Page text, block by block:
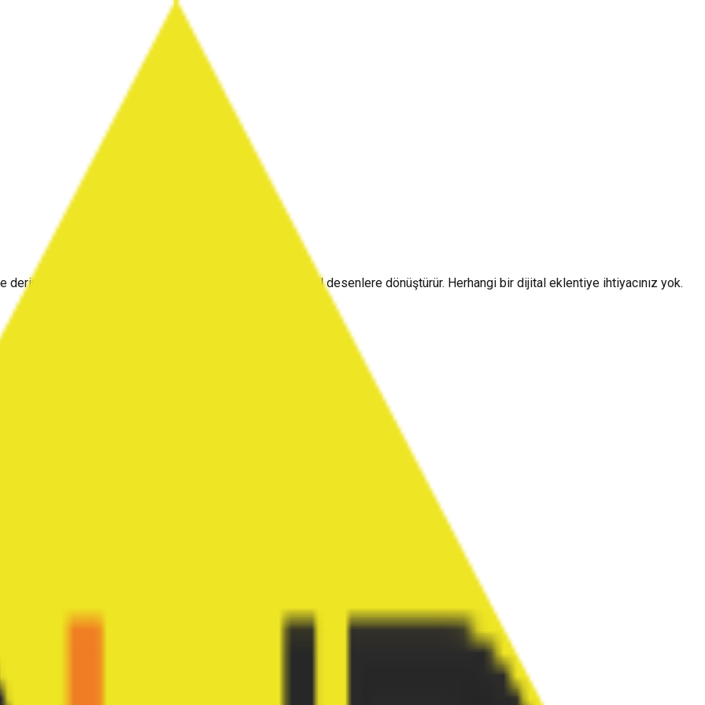
derinlik parametreleriyle algılar ve bunları ekrandaki dijital desenlere dönüştürür. Herhangi bir dijital eklentiye ihtiyacınız yok.
mobil cihazlarda ön kameralarla çalışır.
nesneyle de başlayabilirsiniz. Ancak, daha fazla seçeneğe sahip olacaksınız.